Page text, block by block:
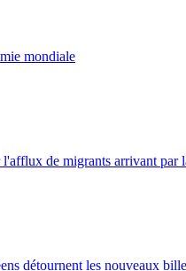
mondiale
l'afflux de migrants arrivant par
détournent les nouveaux